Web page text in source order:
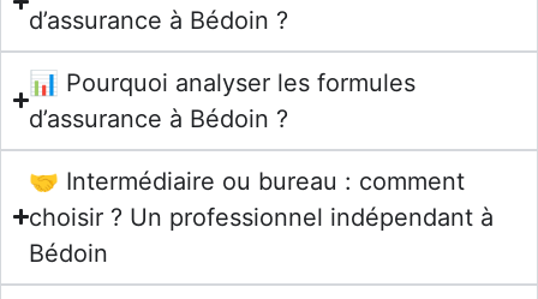
d’assurance à Bédoin ?
📊 Pourquoi analyser les formules
d’assurance à Bédoin ?
🤝 Intermédiaire ou bureau : comment
choisir ? Un professionnel indépendant à
Bédoin